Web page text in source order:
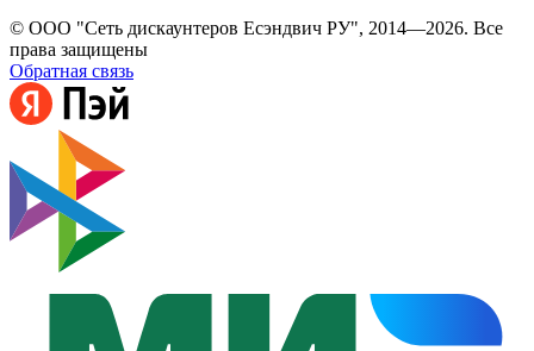
© ООО "Сеть дискаунтеров Есэндвич РУ", 2014—2026. Все
права защищены
Обратная связь